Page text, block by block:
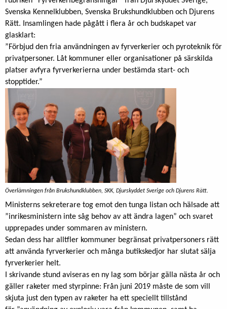
Svenska Kennelklubben, Svenska Brukshundklubben och Djurens
Rätt. Insamlingen hade pågått i flera år och budskapet var
glasklart:
”Förbjud den fria användningen av fyrverkerier och pyroteknik för
privatpersoner. Låt kommuner eller organisationer på särskilda
platser avfyra fyrverkerierna under bestämda start- och
stopptider.”
Överlämningen från Brukshundklubben, SKK, Djurskyddet Sverige och Djurens Rätt.
Ministerns sekreterare tog emot den tunga listan och hälsade att
”inrikesministern inte såg behov av att ändra lagen” och svaret
upprepades under sommaren av ministern.
Sedan dess har alltfler kommuner begränsat privatpersoners rätt
att använda fyrverkerier och många butikskedjor har slutat sälja
fyrverkerier helt.
I skrivande stund aviseras en ny lag som börjar gälla nästa år och
gäller raketer med styrpinne: Från juni 2019 måste de som vill
skjuta just den typen av raketer ha ett speciellt tillstånd